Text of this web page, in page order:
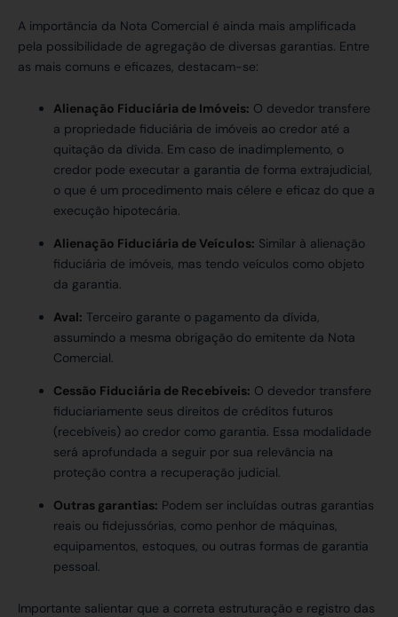
A importância da Nota Comercial é ainda mais amplificada
pela possibilidade de agregação de diversas garantias. Entre
as mais comuns e eficazes, destacam-se:
Alienação Fiduciária de Imóveis: O devedor transfere
a propriedade fiduciária de imóveis ao credor até a
quitação da dívida. Em caso de inadimplemento, o
credor pode executar a garantia de forma extrajudicial,
o que é um procedimento mais célere e eficaz do que a
execução hipotecária.
Alienação Fiduciária de Veículos: Similar à alienação
fiduciária de imóveis, mas tendo veículos como objeto
da garantia.
Aval: Terceiro garante o pagamento da dívida,
assumindo a mesma obrigação do emitente da Nota
Comercial.
Cessão Fiduciária de Recebíveis: O devedor transfere
fiduciariamente seus direitos de créditos futuros
(recebíveis) ao credor como garantia. Essa modalidade
será aprofundada a seguir por sua relevância na
proteção contra a recuperação judicial.
Outras garantias: Podem ser incluídas outras garantias
reais ou fidejussórias, como penhor de máquinas,
equipamentos, estoques, ou outras formas de garantia
pessoal.
Importante salientar que a correta estruturação e registro das